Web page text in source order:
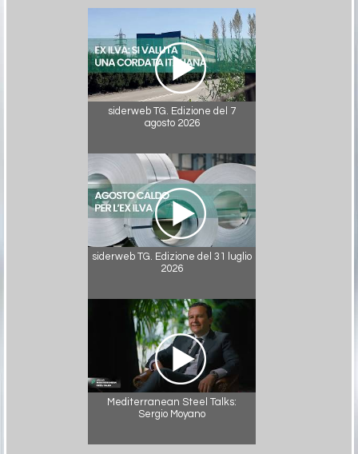
siderweb TG. Edizione del 7
agosto 2026
siderweb TG. Edizione del 31 luglio
2026
Mediterranean Steel Talks:
Sergio Moyano